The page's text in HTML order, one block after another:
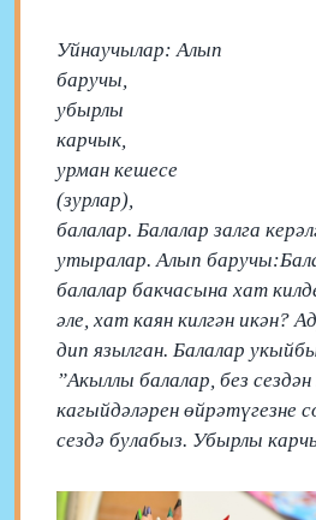
Уйнаучылар: Алып
убырлы
урман кешесе
балалар. Балалар залга
утыралар. Алып
балалар бакчасына хат
әле, хат каян килгән икән?
дип язылган. Балалар
”Акыллы балалар, без
кагыйдәләрен өйрәтүгезне
сездә булабыз. Убырлы